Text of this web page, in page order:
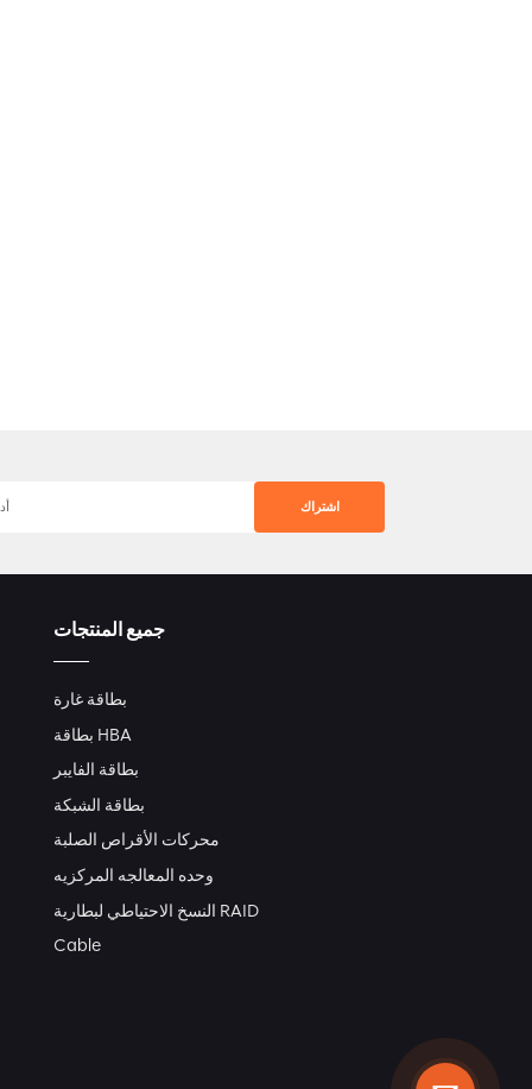
جميع المنتجات
بطاقة غارة
بطاقة HBA
بطاقة الفايبر
بطاقة الشبكة
محركات الأقراص الصلبة
وحده المعالجه المركزيه
النسخ الاحتياطي لبطارية RAID
Cable